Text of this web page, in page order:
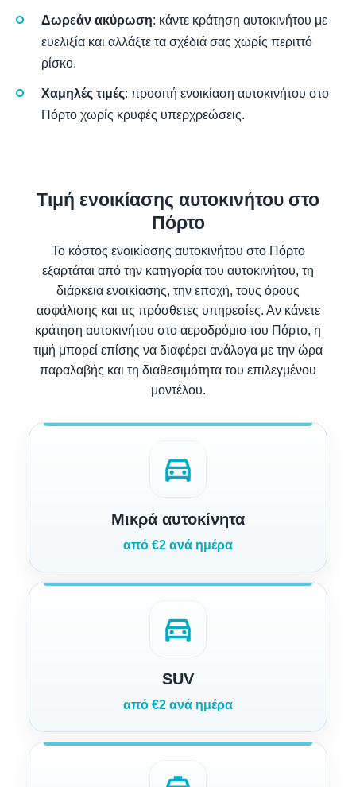
Δωρεάν ακύρωση: κάντε κράτηση αυτοκινήτου με
ευελιξία και αλλάξτε τα σχέδιά σας χωρίς περιττό
ρίσκο.
Χαμηλές τιμές: προσιτή ενοικίαση αυτοκινήτου στο
Πόρτο χωρίς κρυφές υπερχρεώσεις.
Τιμή ενοικίασης αυτοκινήτου στο
Πόρτο
Το κόστος ενοικίασης αυτοκινήτου στο Πόρτο
εξαρτάται από την κατηγορία του αυτοκινήτου, τη
διάρκεια ενοικίασης, την εποχή, τους όρους
ασφάλισης και τις πρόσθετες υπηρεσίες. Αν κάνετε
κράτηση αυτοκινήτου στο αεροδρόμιο του Πόρτο, η
τιμή μπορεί επίσης να διαφέρει ανάλογα με την ώρα
παραλαβής και τη διαθεσιμότητα του επιλεγμένου
μοντέλου.
directions_car
Μικρά αυτοκίνητα
από €2 ανά ημέρα
directions_car
SUV
από €2 ανά ημέρα